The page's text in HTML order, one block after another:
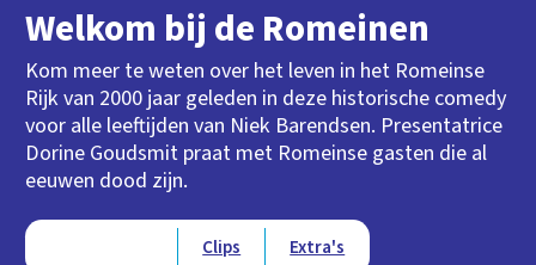
Welkom bij de Romeinen
Kom meer te weten over het leven in het Romeinse
Rijk van 2000 jaar geleden in deze historische comedy
voor alle leeftijden van Niek Barendsen. Presentatrice
Dorine Goudsmit praat met Romeinse gasten die al
eeuwen dood zijn.
Type videos
Clips Extra's